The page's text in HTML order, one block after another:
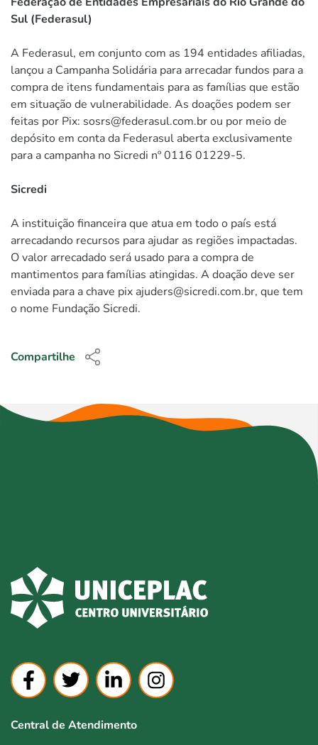
Sul (Federasul)
A Federasul, em conjunto com as 194 entidades afiliadas,
lançou a Campanha Solidária para arrecadar fundos para a
compra de itens fundamentais para as famílias que estão
em situação de vulnerabilidade. As doações podem ser
feitas por Pix: sosrs@federasul.com.br ou por meio de
depósito em conta da Federasul aberta exclusivamente
para a campanha no Sicredi nº 0116 01229-5.
Sicredi
A instituição financeira que atua em todo o país está
arrecadando recursos para ajudar as regiões impactadas.
O valor arrecadado será usado para a compra de
mantimentos para famílias atingidas. A doação deve ser
enviada para a chave pix ajuders@sicredi.com.br, que tem
o nome Fundação Sicredi.
Compartilhe
Central de Atendimento